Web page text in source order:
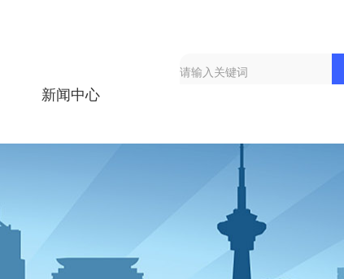
新闻中心